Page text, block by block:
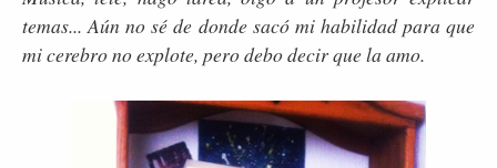
temas... Aún no sé de donde sacó mi habilidad para que
mi cerebro no explote, pero debo decir que la amo.